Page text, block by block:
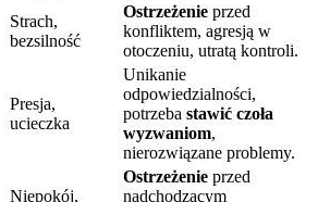
Strach,
bezsilność
Ostrzeżenie przed
konfliktem, agresją w
otoczeniu, utratą kontroli.
Presja,
ucieczka
Unikanie
odpowiedzialności,
potrzeba stawić czoła
wyzwaniom,
nierozwiązane problemy.
Niepokój,
Ostrzeżenie przed
nadchodzącym